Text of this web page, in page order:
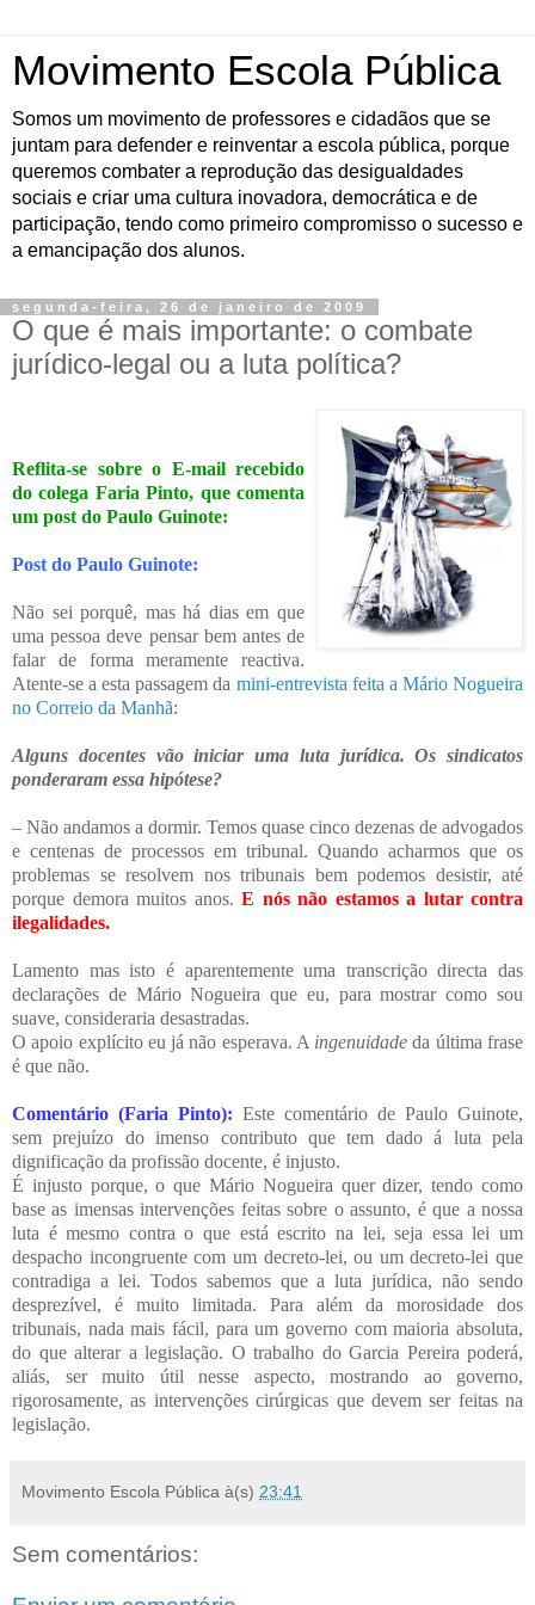
Movimento Escola Pública
Somos um movimento de professores e cidadãos que se
juntam para defender e reinventar a escola pública, porque
queremos combater a reprodução das desigualdades
sociais e criar uma cultura inovadora, democrática e de
participação, tendo como primeiro compromisso o sucesso e
a emancipação dos alunos.
segunda-feira, 26 de janeiro de 2009
O que é mais importante: o combate
jurídico-legal ou a luta política?
Reflita-se sobre o E-mail recebido
do colega Faria Pinto, que comenta
um post do Paulo Guinote:
Post do Paulo Guinote:
Não sei porquê, mas há dias em que
uma pessoa deve pensar bem antes de
falar de forma meramente reactiva.
Atente-se a esta passagem da mini-entrevista feita a Mário Nogueira
no Correio da Manhã:
Alguns docentes vão iniciar uma luta jurídica. Os sindicatos
ponderaram essa hipótese?
– Não andamos a dormir. Temos quase cinco dezenas de advogados
e centenas de processos em tribunal. Quando acharmos que os
problemas se resolvem nos tribunais bem podemos desistir, até
porque demora muitos anos. E nós não estamos a lutar contra
ilegalidades.
Lamento mas isto é aparentemente uma transcrição directa das
declarações de Mário Nogueira que eu, para mostrar como sou
suave, consideraria desastradas.
O apoio explícito eu já não esperava. A ingenuidade da última frase
é que não.
Comentário (Faria Pinto): Este comentário de Paulo Guinote,
sem prejuízo do imenso contributo que tem dado á luta pela
dignificação da profissão docente, é injusto.
É injusto porque, o que Mário Nogueira quer dizer, tendo como
base as imensas intervenções feitas sobre o assunto, é que a nossa
luta é mesmo contra o que está escrito na lei, seja essa lei um
despacho incongruente com um decreto-lei, ou um decreto-lei que
contradiga a lei. Todos sabemos que a luta jurídica, não sendo
desprezível, é muito limitada. Para além da morosidade dos
tribunais, nada mais fácil, para um governo com maioria absoluta,
do que alterar a legislação. O trabalho do Garcia Pereira poderá,
aliás, ser muito útil nesse aspecto, mostrando ao governo,
rigorosamente, as intervenções cirúrgicas que devem ser feitas na
legislação.
Movimento Escola Pública à(s) 23:41
Sem comentários: